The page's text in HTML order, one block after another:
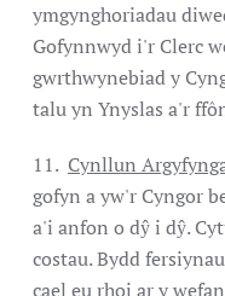
ymgynghoriadau
Gofynnwyd i'r Clerc
gwrthwynebiad y
talu yn Ynyslas a'r
11. Cynllun
gofyn a yw'r Cyngor
a'i anfon o dŷ i dŷ.
costau. Bydd
cael eu rhoi ar y